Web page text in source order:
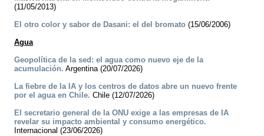
(11/05/2013)
El otro color y sabor de Dasani: el del bromato (15/06/2006)
Agua
Geopolítica de la sed: el agua como nuevo eje de la
acumulación. Argentina (20/07/2026)
La fiebre de la IA y los centros de datos abre un nuevo frente
por el agua en Chile. Chile (12/07/2026)
El secretario general de la ONU exige a las empresas de IA
revelar su impacto ambiental y consumo energético.
Internacional (23/06/2026)